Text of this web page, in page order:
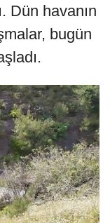
Dün havanın
bugün